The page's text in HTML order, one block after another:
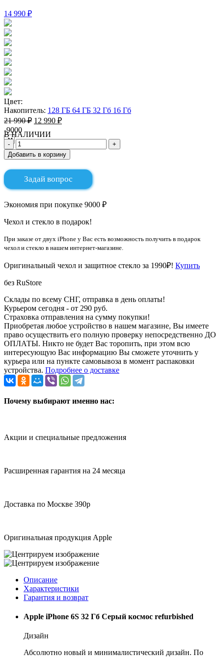
14 990 ₽
Цвет:
Накопитель: 128 ГБ 64 ГБ 32 Гб 16 Гб
21 990 ₽ 12 990 ₽
-9000
В НАЛИЧИИ
Добавить в корзину
Задай вопрос
Экономия при покупке 9000 ₽
Чехол и стекло в подарок!
При заказе от двух iPhone у Вас есть возможность получить в подарок
чехол и стекло в нашем интернет-магазине.
Оригинальный чехол и защитное стекло за 1990₽! Купить
без RuStore
Склады по всему СНГ, отправка в день оплаты!
Курьером сегодня - от 290 руб.
Страховка отправления на сумму покупки!
Приобретая любое устройство в нашем магазине, Вы имеете
право осуществить его полную проверку непосредственно ДО
ОПЛАТЫ. Никто не будет Вас торопить, при этом всю
интересующую Вас информацию Вы сможете уточнить у
курьера или на пункте самовывоза в момент распаковки
устройства. Подробнее о доставке
Почему выбирают именно нас:
Акции и специальные предложения
Расширенная гарантия на 24 месяца
Доставка по Москве 390р
Оригинальная продукция Apple
Описание
Характеристики
Гарантия и возврат
Apple iPhone 6S 32 Гб Серый космос refurbished
Дизайн
Абсолютно новый и минималистический дизайн. По